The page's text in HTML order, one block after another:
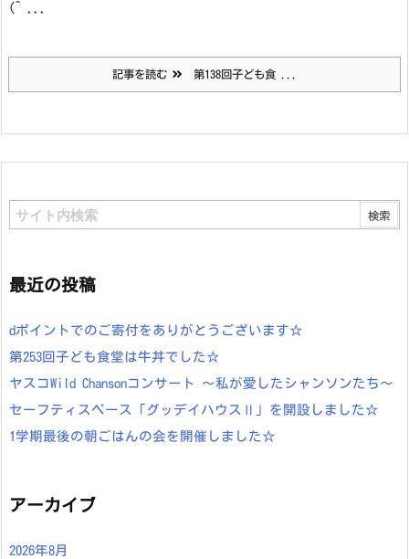
(^ ...
記事を読む 第138回子ども食 ...
最近の投稿
dポイントでのご寄付をありがとうございます☆
第253回子ども食堂は牛丼でした☆
ヤスコWild Chansonコンサート ～私が愛したシャンソンたち～
セーフティスペース「グッデイハウスⅡ」を開設しました☆
1学期最後の朝ごはんの会を開催しました☆
アーカイブ
2026年8月